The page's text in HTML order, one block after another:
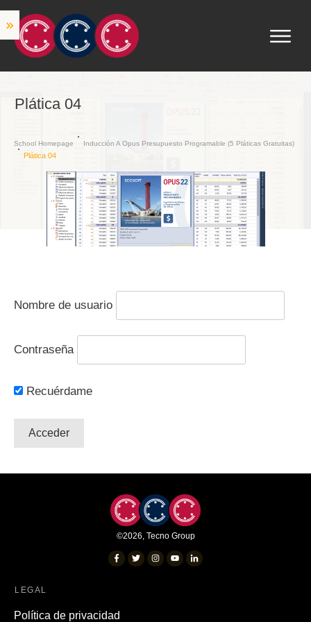
Plática 04
School Homepage Inducción A Opus Presupuesto Programable (5 Pláticas Gratuitas)
Plática 04
Nombre de usuario
Contraseña
Recuérdame
©2026 Tecno Group
LEGAL
Política de privacidad